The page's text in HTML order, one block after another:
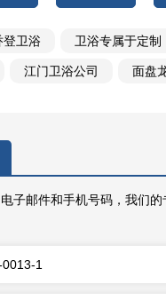
登卫浴 卫浴专属于定制
江门卫浴公司 面盘
子邮件和手机号码，我们